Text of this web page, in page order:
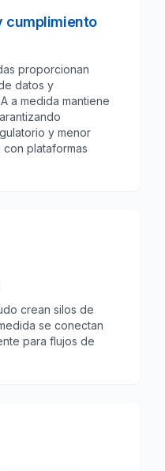
cumplimiento
proporcionan
datos y
a medida mantiene
y menor
plataformas
crean silos de
se conectan
para flujos de